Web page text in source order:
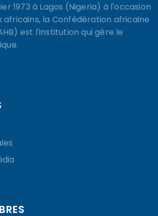
1973 à Lagos (Nigeria) à l'occasion
africains, la Confédération africaine
est l'institution qui gère le